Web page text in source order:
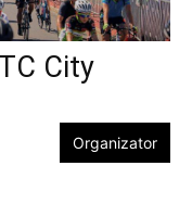
City
Organizator